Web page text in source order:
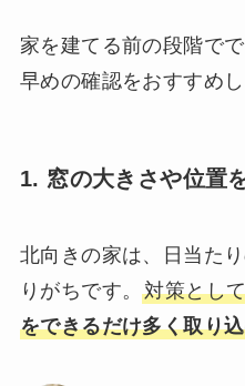
家を建てる前の段階で
早めの確認をおすすめし
1. 窓の大きさや位置
北向きの家は、日当た
りがちです。対策とし
をできるだけ多く取り